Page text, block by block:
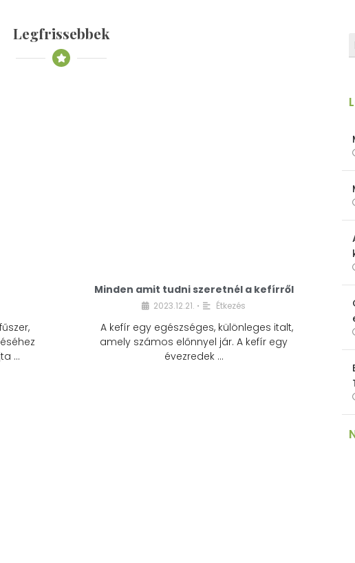
Legfrissebbek
…
Minden amit tudni szeretnél a kefírről
2023.12.21. • Étkezés
A kefír egy egészséges, különleges italt,
amely számos előnnyel jár. A kefír egy
évezredek …